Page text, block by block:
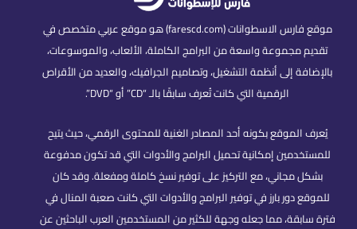
موقع فارس الاسطوانات (farescd.com) هو موقع عربي متخصص في
تقديم مجموعة واسعة من البرامج الكاملة، الألعاب، والموسوعات،
بالإضافة إلى أنظمة التشغيل، وتصاميم الجرافيك، والعديد من الأقراص
الرقمية التي كانت تُعرف سابقًا بالـ “CD” أو “DVD”.
يُعرف الموقع بكونه أحد المصادر الغنية للمحتوى الرقمي، حيث يتيح
للمستخدمين إمكانية تحميل البرامج والأدوات التي قد تكون مدفوعة
بشكل مجاني، مع التركيز على توفير نسخ كاملة ومفعلة. وقد كان
للموقع دور بارز في توفير البرامج والأدوات التي كانت صعبة المنال في
فترة سابقة، مما جعله وجهة للكثير من المستخدمين العرب الباحثين عن